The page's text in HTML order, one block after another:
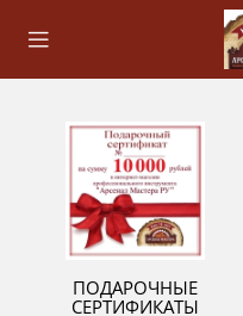
ПОДАРОЧНЫЕ
СЕРТИФИКАТЫ